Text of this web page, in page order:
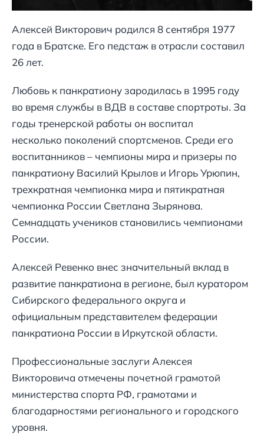
Алексей Викторович родился 8 сентября 1977
года в Братске. Его педстаж в отрасли составил
26 лет.
Любовь к панкратиону зародилась в 1995 году
во время службы в ВДВ в составе спортроты. За
годы тренерской работы он воспитал
несколько поколений спортсменов. Среди его
воспитанников – чемпионы мира и призеры по
панкратиону Василий Крылов и Игорь Урюпин,
трехкратная чемпионка мира и пятикратная
чемпионка России Светлана Зырянова.
Семнадцать учеников становились чемпионами
России.
Алексей Ревенко внес значительный вклад в
развитие панкратиона в регионе, был куратором
Сибирского федерального округа и
официальным представителем федерации
панкратиона России в Иркутской области.
Профессиональные заслуги Алексея
Викторовича отмечены почетной грамотой
министерства спорта РФ, грамотами и
благодарностями регионального и городского
уровня.